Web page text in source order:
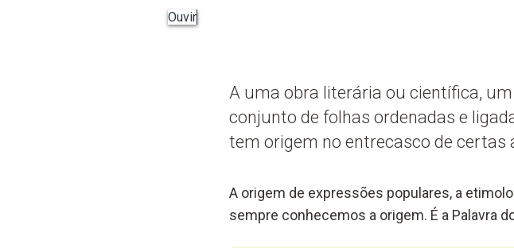
Ouvir
A uma obra literária ou científica,
conjunto de folhas ordenadas e
tem origem no entrecasco de certas
A origem de expressões populares, a
sempre conhecemos a origem. É a Palavra